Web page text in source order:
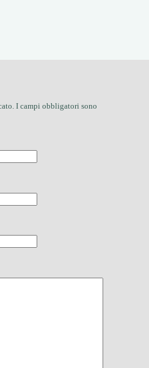
I campi obbligatori sono